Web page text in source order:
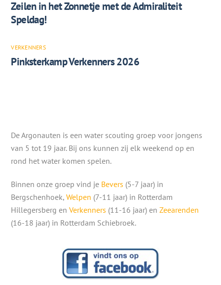
Zeilen in het Zonnetje met de Admiraliteit
Speldag!
VERKENNERS
Pinksterkamp Verkenners 2026
De Argonauten is een water scouting groep voor jongens
van 5 tot 19 jaar. Bij ons kunnen zij elk weekend op en
rond het water komen spelen.
Binnen onze groep vind je Bevers (5-7 jaar) in
Bergschenhoek,Welpen (7-11 jaar) in Rotterdam
Hillegersberg enVerkenners (11-16 jaar) enZeearenden
(16-18 jaar) in Rotterdam Schiebroek.